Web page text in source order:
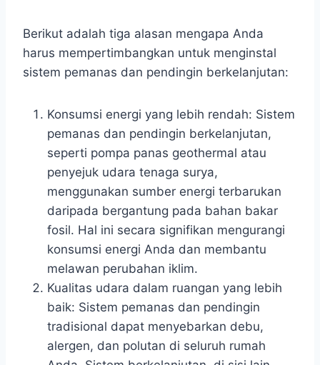
Berikut adalah tiga alasan mengapa Anda
harus mempertimbangkan untuk menginstal
sistem pemanas dan pendingin berkelanjutan:
Konsumsi energi yang lebih rendah: Sistem
pemanas dan pendingin berkelanjutan,
seperti pompa panas geothermal atau
penyejuk udara tenaga surya,
menggunakan sumber energi terbarukan
daripada bergantung pada bahan bakar
fosil. Hal ini secara signifikan mengurangi
konsumsi energi Anda dan membantu
melawan perubahan iklim.
Kualitas udara dalam ruangan yang lebih
baik: Sistem pemanas dan pendingin
tradisional dapat menyebarkan debu,
alergen, dan polutan di seluruh rumah